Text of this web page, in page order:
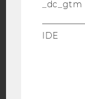
_dc_gtm
IDE